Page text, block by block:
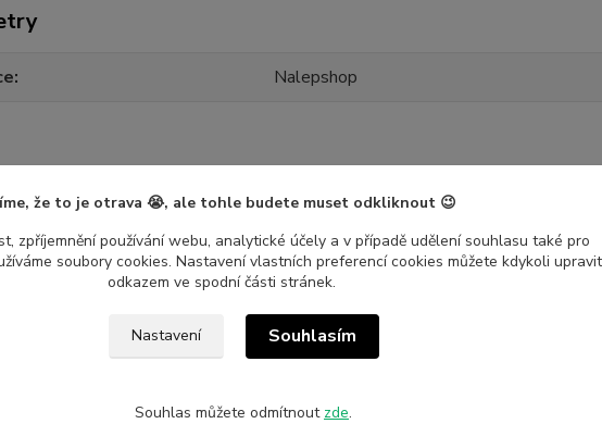
Nalepshop
zboží 7
že to je otrava 😭, ale tohle budete muset odkliknout 😉
zpříjemnění používání webu, analytické účely a v případě udělení souhlasu také pro
soubory cookies. Nastavení vlastních preferencí cookies můžete kdykoli upravit
odkazem ve spodní části stránek.
Nastavení Souhlasím
Souhlas můžete odmítnout zde.